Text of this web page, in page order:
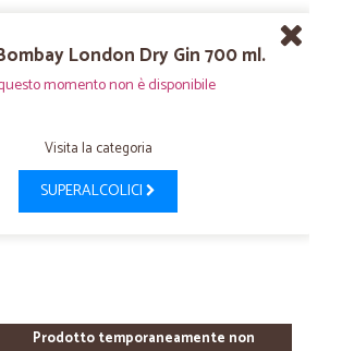
London Dry Gin 700 ml.
momento non è disponibile
Visita la categoria
SUPERALCOLICI
Prodotto temporaneamente non